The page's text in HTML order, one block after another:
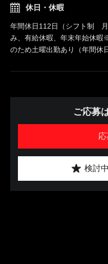
休日・休暇
年間休日112日（シフト制
み、有給休暇、年末年始休
のため土曜出勤あり（年間休
ご応募
検討